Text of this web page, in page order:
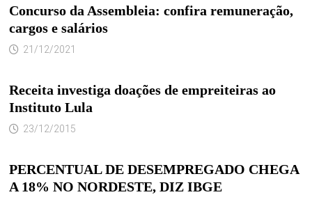
Concurso da Assembleia: confira remuneração,
cargos e salários
21/12/2021
Receita investiga doações de empreiteiras ao
Instituto Lula
23/12/2015
PERCENTUAL DE DESEMPREGADO CHEGA
A 18% NO NORDESTE, DIZ IBGE